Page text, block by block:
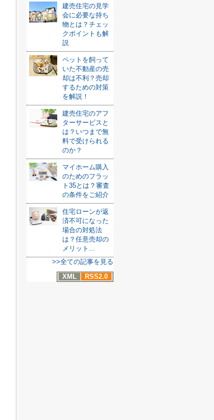
建売住宅の見学
会に必要な持ち
物とは？チェッ
クポイントも解
説
ペットを飼って
いた不動産の売
却は不利？売却
するための対策
を解説！
建売住宅のアフ
ターサービスと
は？いつまで無
料で受けられる
のか？
マイホーム購入
のためのフラッ
ト35とは？審査
の条件をご紹介
住宅ローンが返
済不可になった
場合の対処法
は？任意売却の
メリット...
>>全ての記事を見る
XML
RSS2.0